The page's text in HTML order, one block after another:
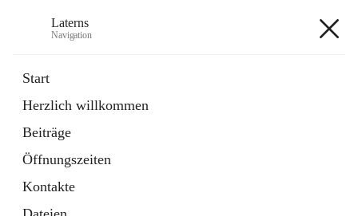
Laterns
Navigation
Start
Herzlich willkommen
Beiträge
Öffnungszeiten
Kontakte
11 Schnellzugriffe
Soziales
1 Schnellzugriff